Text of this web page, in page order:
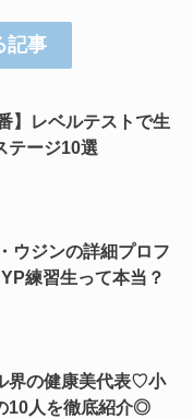
記事
】レベルテストで生
テージ10選
ウジンの詳細プロフ
練習生って本当？
界の健康美代表♡小
10人を徹底紹介◎